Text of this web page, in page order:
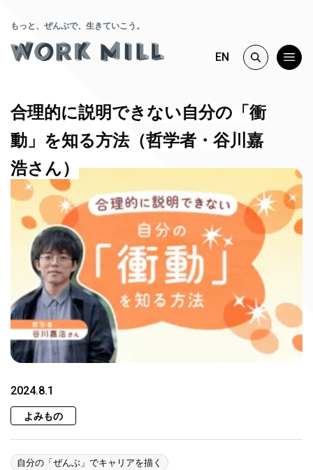
もっと、ぜんぶで、生きていこう。
EN
合理的に説明できない自分の「衝
動」を知る方法（哲学者・谷川嘉
浩さん）
2024.8.1
よみもの
自分の「ぜんぶ」でキャリアを描く